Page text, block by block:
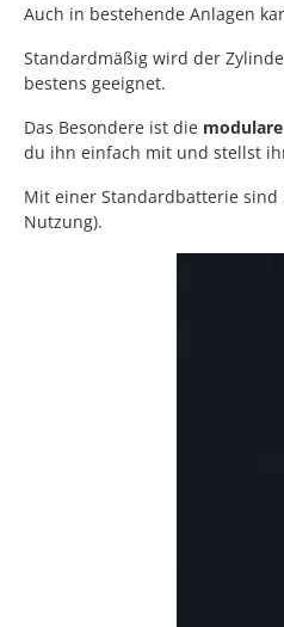
Auch in bestehende Anlagen
Standardmäßig wird der
bestens geeignet.
Das Besondere ist die
du ihn einfach mit und stellst
Mit einer Standardbatterie sind
Nutzung).